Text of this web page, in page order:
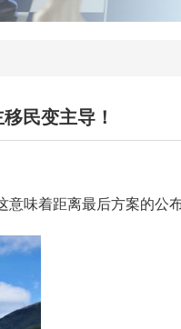
民变主导！
味着距离最后方案的公